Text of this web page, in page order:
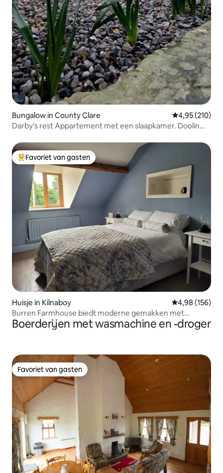
Bungalow in County Clare Gemiddelde
4,95 (210)
Darby's rest Appartement met een slaapkamer. Doolin
Topfavoriet van gasten
Favoriet van gasten
Huisje in Kilnaboy Gemiddelde
4,98 (156)
Burren Farmhouse biedt moderne gemakken met
charme uit de oude wereld.
Boerderijen met wasmachine en -droger
Favoriet van gasten
Favoriet van gasten